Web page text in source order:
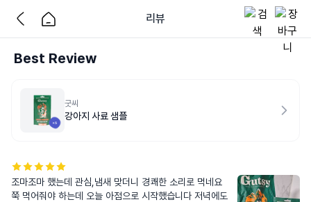
리뷰
Best Review
굿씨
강아지 사료 샘플
조마조마 했는데 관심,냄새 맞더니 경쾌한 소리로 먹네요
쭉 먹어줘야 하는데 오늘 아점으로 시작했습니다 저녁에도